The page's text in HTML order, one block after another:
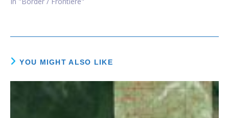
YOU MIGHT ALSO LIKE